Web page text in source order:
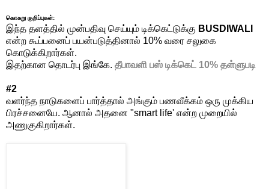
கொசுறு குறிப்புகள்:
இந்த தளத்தில் முன்பதிவு செய்யும் டிக்கெட்டுக்கு BUSDIWALI
என்ற கூப்பனைப் பயன்படுத்தினால் 10% வரை சலுகை
கொடுக்கிறார்கள்.
இதற்கான தொடர்பு இங்கே. தீபாவளி பஸ் டிக்கெட் 10% தள்ளுபடி
#2
வளர்ந்த நாடுகளைப் பார்த்தால் அங்கும் பணவீக்கம் ஒரு முக்கிய
பிரச்சனையே. ஆனால் அதனை "smart life' என்ற முறையில்
அணுகுகிறார்கள்.